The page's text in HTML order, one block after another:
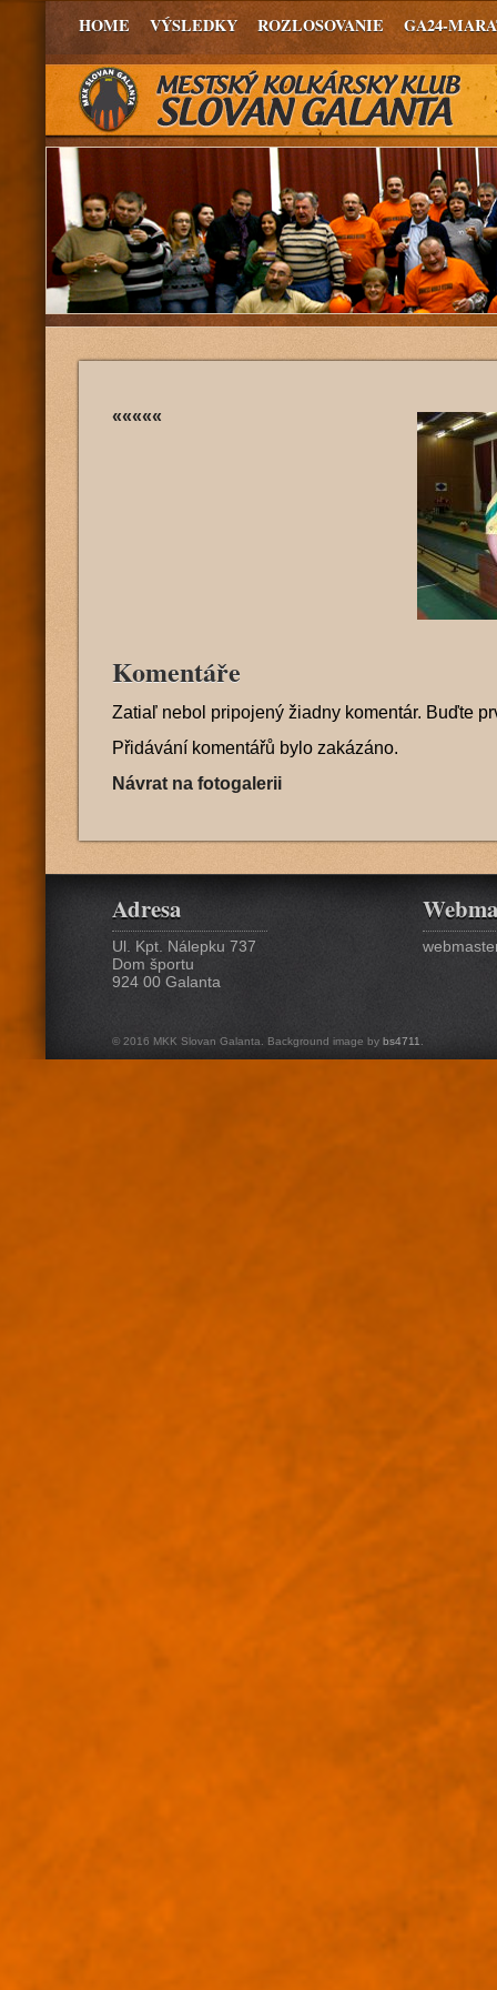
HOME VÝSLEDKY ROZLOSOVANIE GA24-
«««««
Komentáře
Zatiaľ nebol pripojený žiadny komentár. Buďte
Přidávání komentářů bylo zakázáno.
Návrat na fotogalerii
Adresa
Ul. Kpt. Nálepku 737
Dom športu
924 00 Galanta
© 2016 MKK Slovan Galanta. Background image by bs4711